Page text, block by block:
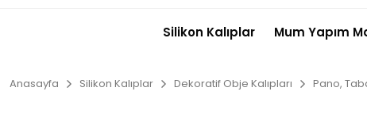
Silikon Kalıplar Mum Yapım
Anasayfa Silikon Kalıplar Dekoratif Obje Kalıpları Pano,